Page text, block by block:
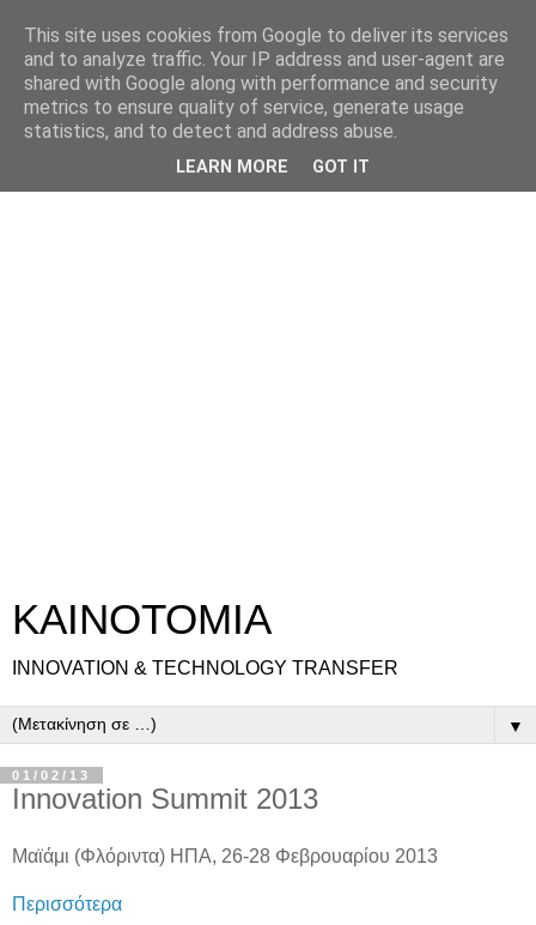
ΚΑΙΝΟΤΟΜΙΑ
INNOVATION & TECHNOLOGY TRANSFER
▼
01/02/13
Innovation Summit 2013
Μαϊάμι (Φλόριντα) ΗΠΑ, 26-28 Φεβρουαρίου 2013
Περισσότερα
This site uses cookies from Google to deliver its services
and to analyze traffic. Your IP address and user-agent are
shared with Google along with performance and security
metrics to ensure quality of service, generate usage
statistics, and to detect and address abuse.
LEARN MORE GOT IT